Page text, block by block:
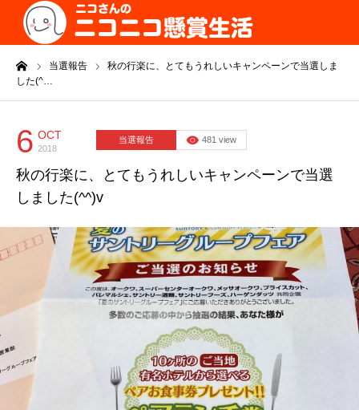
当選報告
秋の行楽に、とてもうれしいキャンペーンで当選しま
した(^…
6 OCT
2018
当選報告 481 view
秋の行楽に、とてもうれしいキャンペーンで当選
しました(^^)v